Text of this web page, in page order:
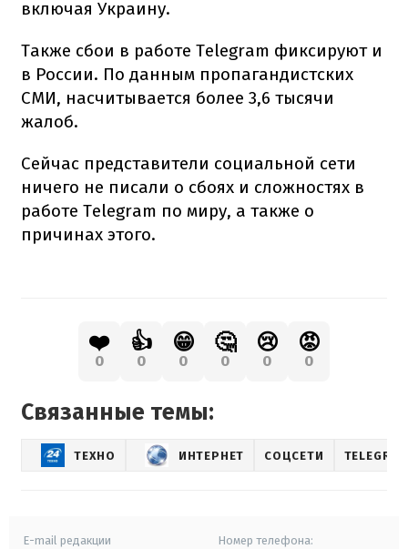
включая Украину.
Также сбои в работе Telegram фиксируют и
в России. По данным пропагандистских
СМИ, насчитывается более 3,6 тысячи
жалоб.
Сейчас представители социальной сети
ничего не писали о сбоях и сложностях в
работе Telegram по миру, а также о
причинах этого.
❤️
0
👍
0
😁
0
🤔
0
😢
0
😡
0
Связанные темы:
ТЕХНО ИНТЕРНЕТ СОЦСЕТИ
E-mail редакции Номер телефона: